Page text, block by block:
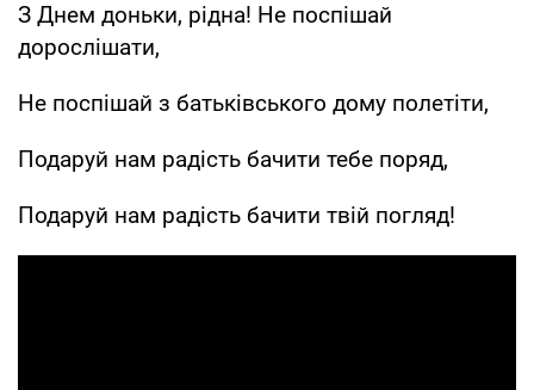
З Днем доньки, рідна! Не поспішай
дорослішати,
Не поспішай з батьківського дому полетіти,
Подаруй нам радість бачити тебе поряд,
Подаруй нам радість бачити твій погляд!